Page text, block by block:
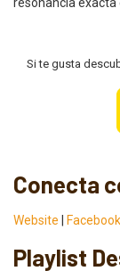
Si te gusta
Conecta
Website Facebook
Playlist